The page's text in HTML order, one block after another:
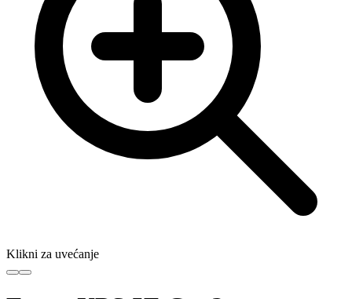
Klikni za uvećanje